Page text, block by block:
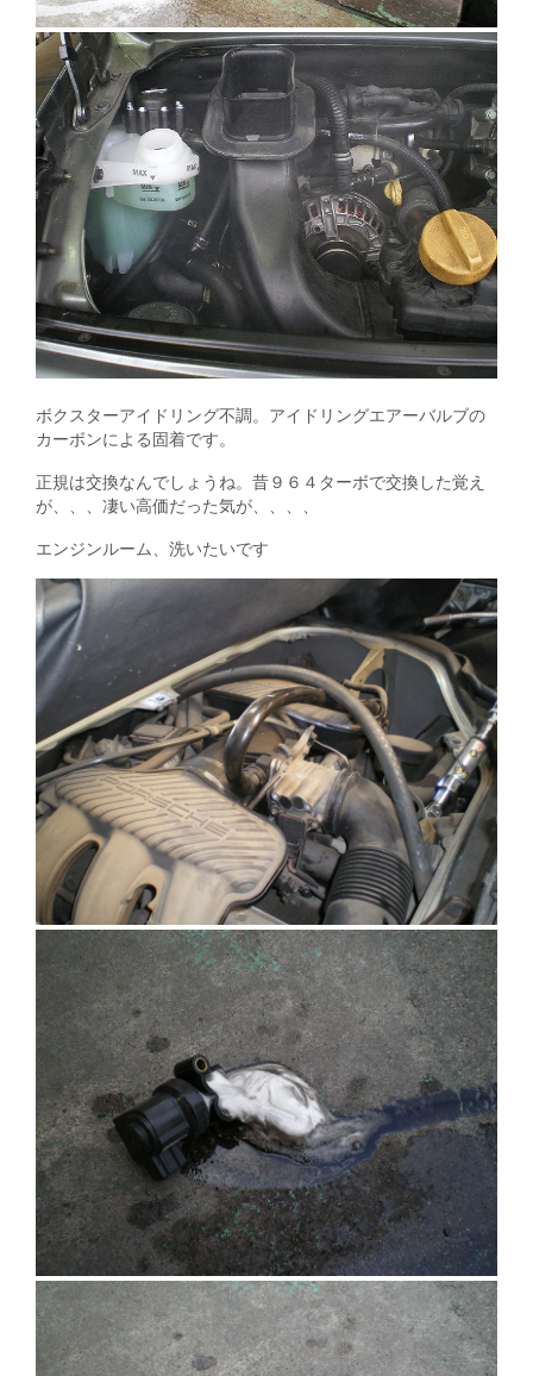
ボクスターアイドリング不調。アイドリングエアーバルブの
カーボンによる固着です。
正規は交換なんでしょうね。昔９６４ターボで交換した覚え
が、、、凄い高価だった気が、、、、
エンジンルーム、洗いたいです